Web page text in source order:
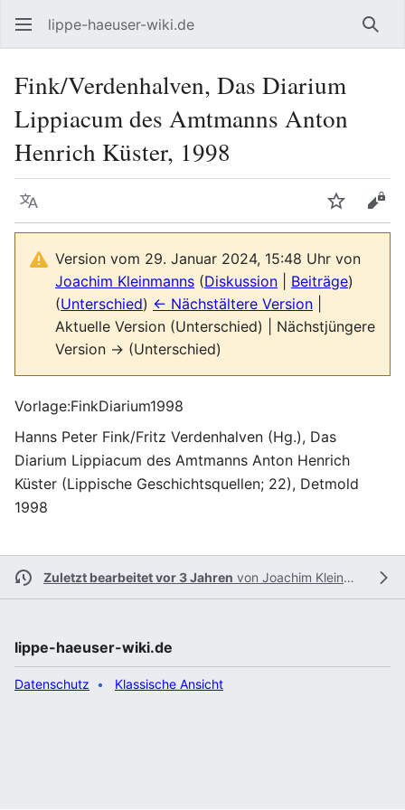
lippe-haeuser-wiki.de
Fink/Verdenhalven, Das Diarium
Lippiacum des Amtmanns Anton
Henrich Küster, 1998
Sprache
Version vom 29. Januar 2024, 15:48 Uhr von
Joachim Kleinmanns (Diskussion Beiträge)
(Unterschied) ← Nächstältere Version
Aktuelle Version (Unterschied) | Nächstjüngere
Version → (Unterschied)
Vorlage:FinkDiarium1998
Hanns Peter Fink/Fritz Verdenhalven (Hg.), Das
Diarium Lippiacum des Amtmanns Anton Henrich
Küster (Lippische Geschichtsquellen; 22), Detmold
1998
Zuletzt bearbeitet vor 3 Jahren von Joachim Kleinmanns
lippe-haeuser-wiki.de
Datenschutz Klassische Ansicht